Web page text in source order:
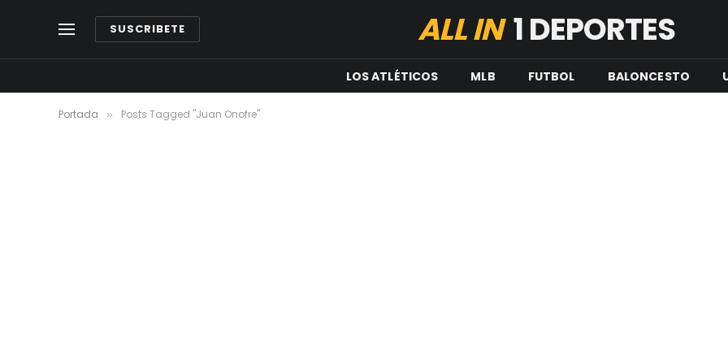
SUSCRIBETE ALL IN1 DEPORTES
LOS ATLÉTICOS MLB FUTBOL BALONCESTO
Portada » Posts Tagged "Juan Onofre"